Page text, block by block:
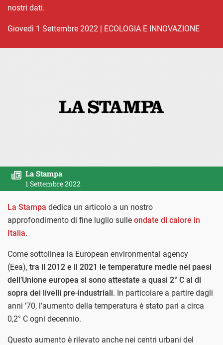
nostri dati.
giovedì 1 Settembre 2022 | ECOLOGIA E INNOVAZIONE
La Stampa
1 Settembre 2022
La Stampa dedica un articolo a un nostro
approfondimento di fine luglio sulle ondate di calore in
Italia.
Come sottolinea la European environmental agency
(Eea), tra il 2012 e il 2021 le temperature medie nei paesi
dell’Unione europea si sono attestate a quasi 2° C al di
sopra dei livelli pre-industriali. In particolare a partire dagli
anni ’70, l’aumento della temperatura è stato pari a circa
0,2° C ogni decennio.
Questo aumento è rilevato anche nei centri urbani del